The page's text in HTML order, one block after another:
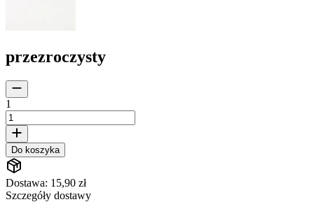
przezroczysty
1
Do koszyka
Dostawa: 15,90 zł
Szczegóły dostawy